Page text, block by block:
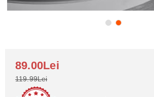
89.00Lei
119.99Lei